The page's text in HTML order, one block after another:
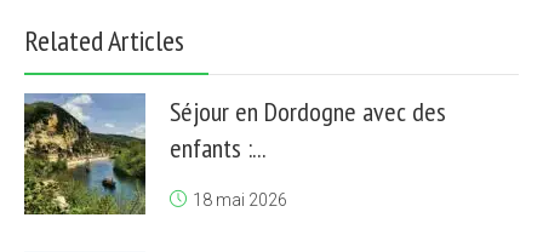
Related Articles
Séjour en Dordogne avec des
enfants :...
18 mai 2026